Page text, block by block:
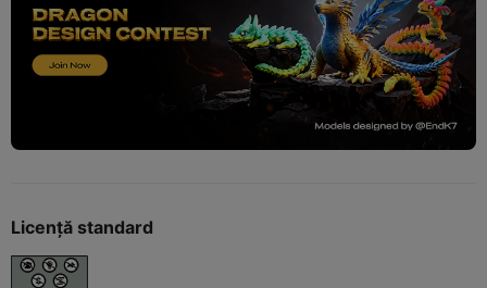
Licență standard